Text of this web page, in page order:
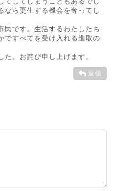
なら更生する機会を奪ってし
民です。生活するわたしたち
ですべてを受け入れる進取の
た。お詫び申し上げます。
返信